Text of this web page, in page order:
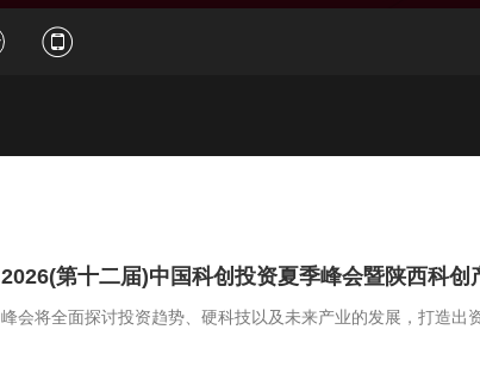
2026(第十二届)中国科创投资夏季峰会暨陕西科创
峰会将全面探讨投资趋势、硬科技以及未来产业的发展，打造出